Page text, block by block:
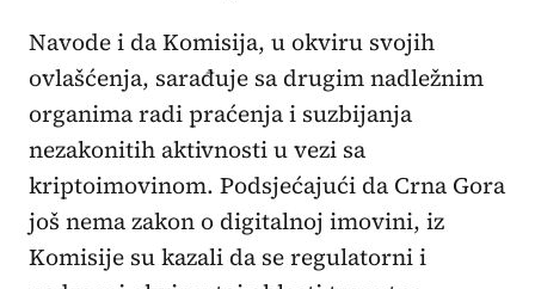
Navode i da Komisija, u okviru svojih
ovlašćenja, sarađuje sa drugim nadležnim
organima radi praćenja i suzbijanja
nezakonitih aktivnosti u vezi sa
kriptoimovinom. Podsjećajući da Crna Gora
još nema zakon o digitalnoj imovini, iz
Komisije su kazali da se regulatorni i